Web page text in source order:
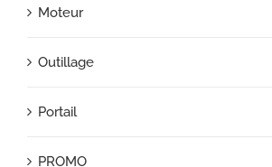
Moteur
Outillage
Portail
PROMO